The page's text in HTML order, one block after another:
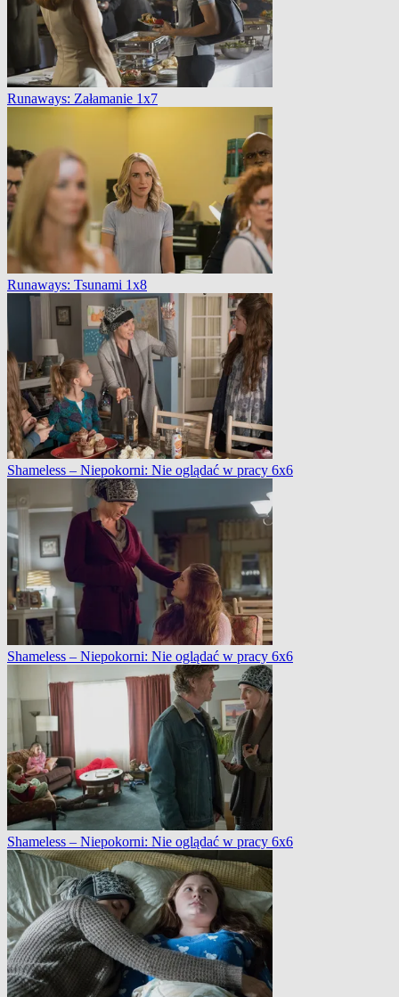
Runaways: Załamanie 1x7
Runaways: Tsunami 1x8
Shameless – Niepokorni: Nie oglądać w pracy 6x6
Shameless – Niepokorni: Nie oglądać w pracy 6x6
Shameless – Niepokorni: Nie oglądać w pracy 6x6